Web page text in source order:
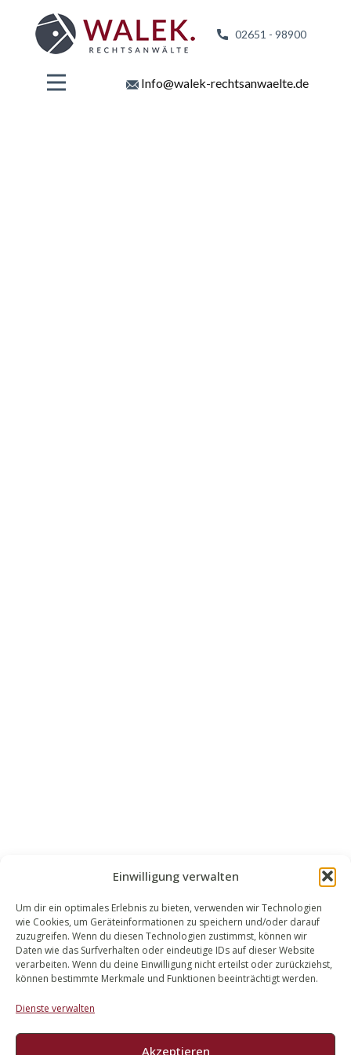
Einwilligung verwalten
Um dir ein optimales Erlebnis zu bieten, verwenden wir Technologien
wie Cookies, um Geräteinformationen zu speichern und/oder darauf
zuzugreifen. Wenn du diesen Technologien zustimmst, können wir
Daten wie das Surfverhalten oder eindeutige IDs auf dieser Website
verarbeiten. Wenn du deine Einwilligung nicht erteilst oder zurückziehst,
können bestimmte Merkmale und Funktionen beeinträchtigt werden.
Dienste verwalten
Akzeptieren
02651 - 98900
Info@walek-rechtsanwaelte.de
WALEK RECHTSANWÄLT​​E
Bachstraße 13
56727 Mayen
02651 98 900
info@walek-rechtsanwaelte.de